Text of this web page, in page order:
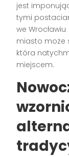
jest
tymi
we
miasto może
która
miejscem.